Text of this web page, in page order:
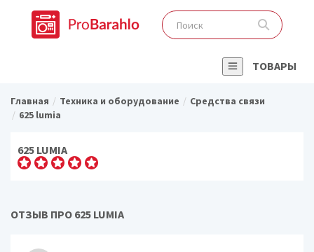
ТОВАРЫ
Главная Техника и оборудование
Средства связи
625 lumia
625 LUMIA
ОТЗЫВ ПРО 625 LUMIA